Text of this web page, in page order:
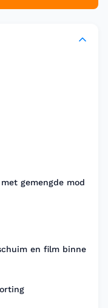
gemengde mod
en film binne